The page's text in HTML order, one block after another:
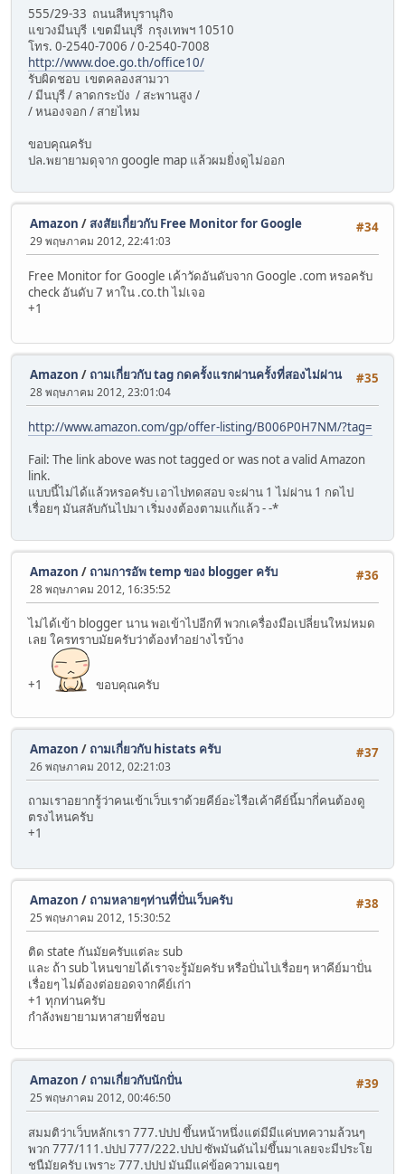
555/29-33 ถนนสีหบุรานุกิจ
แขวงมีนบุรี เขตมีนบุรี กรุงเทพฯ 10510
โทร. 0-2540-7006 / 0-2540-7008
http://www.doe.go.th/office10/
รับผิดชอบ เขตคลองสามวา
/ มีนบุรี / ลาดกระบัง / สะพานสูง /
/ หนองจอก / สายไหม
ขอบคุณครับ
ปล.พยายามดุจาก google map แล้วผมยิ่งดูไม่ออก
#34
Amazon / สงสัยเกี่ยวกับ Free Monitor for Google
29 พฤษภาคม 2012, 22:41:03
Free Monitor for Google เค้าวัดอันดับจาก Google .com หรอครับ
check อันดับ 7 หาใน .co.th ไม่เจอ
+1
#35
Amazon / ถามเกี่ยวกับ tag กดครั้งแรกผ่านครั้งที่สองไม่ผ่าน
28 พฤษภาคม 2012, 23:01:04
http://www.amazon.com/gp/offer-listing/B006P0H7NM/?tag=
Fail: The link above was not tagged or was not a valid Amazon
link.
แบบนี้ไม่ได้แล้วหรอครับ เอาไปทดสอบ จะผ่าน 1 ไม่ผ่าน 1 กดไป
เรื่อยๆ มันสลับกันไปมา เริ่มงงต้องตามแก้แล้ว - -*
#36
Amazon / ถามการอัพ temp ของ blogger ครับ
28 พฤษภาคม 2012, 16:35:52
ไม่ได้เข้า blogger นาน พอเข้าไปอีกที พวกเครื่องมือเปลี่ยนใหม่หมด
เลย ใครทราบมัยครับว่าต้องทำอย่างไรบ้าง
+1 ขอบคุณครับ
#37
Amazon / ถามเกี่ยวกับ histats ครับ
26 พฤษภาคม 2012, 02:21:03
ถามเราอยากรู้ว่าคนเข้าเว็บเราด้วยคีย์อะไรือเค้าคีย์นี้มากี่คนต้องดู
ตรงไหนครับ
+1
#38
Amazon / ถามหลายๆท่านที่ปั่นเว็บครับ
25 พฤษภาคม 2012, 15:30:52
ติด state กันมัยครับแต่ละ sub
และ ถ้า sub ไหนขายได้เราจะรู้มัยครับ หรือปั่นไปเรื่อยๆ หาคีย์มาปั่น
เรื่อยๆ ไม่ต้องต่อยอดจากคีย์เก่า
+1 ทุกท่านครับ
กำลังพยายามหาสายที่ชอบ
#39
Amazon / ถามเกี่ยวกับนักปั่น
25 พฤษภาคม 2012, 00:46:50
สมมติว่าเว็บหลักเรา 777.ปปป ขึ้นหน้าหนึ่งแต่มีมีแค่บทความล้วนๆ
พวก 777/111.ปปป 777/222.ปปป ซัพมันดันไม่ขึ้นมาเลยจะมีประโย
ชนืมัยครับ เพราะ 777.ปปป มันมีแค่ข้อความเฉยๆ